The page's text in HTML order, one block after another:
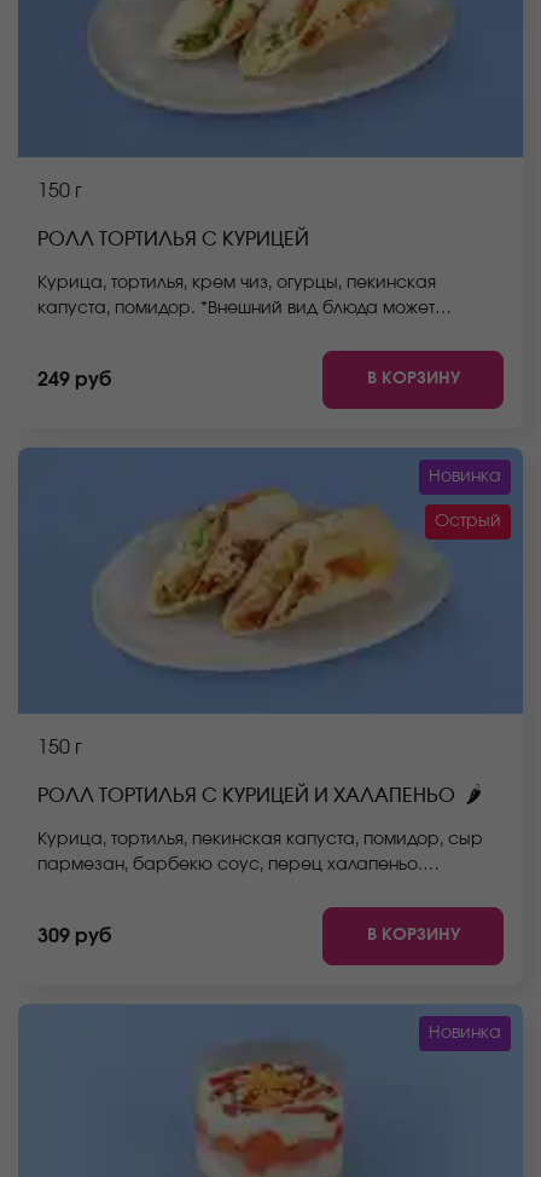
150 г
РОЛЛ ТОРТИЛЬЯ С КУРИЦЕЙ
Курица, тортилья, крем чиз, огурцы, пекинская
капуста, помидор. *Внешний вид блюда может
249 руб В КОРЗИНУ
Новинка
Острый
150 г
РОЛЛ ТОРТИЛЬЯ С КУРИЦЕЙ И ХАЛАПЕНЬО 🌶
Курица, тортилья, пекинская капуста, помидор, сыр
пармезан, барбекю соус, перец халапеньо.
309 руб В КОРЗИНУ
Новинка